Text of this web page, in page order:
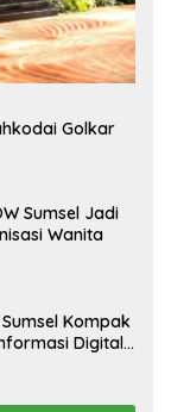
Golkar
Sumsel Jadi
Wanita
Kompak
Digital